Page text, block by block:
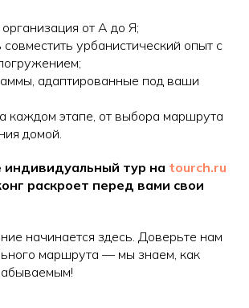
от А до Я;
урбанистический опыт с
адаптированные под ваши
каждом этапе, от выбора маршрута
домой.
индивидуальный тур на tourch.ru
раскроет перед вами свои
начинается здесь. Доверьте нам
маршрута — мы знаем, как